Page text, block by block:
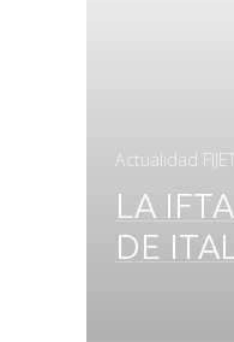
Actualidad
LA
DE